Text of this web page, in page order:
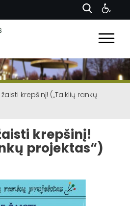
krepšinį! („Taiklių rankų
krepšinį!
projektas“)